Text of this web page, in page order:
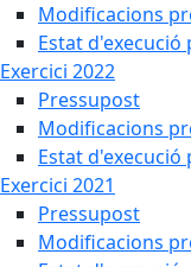
Modificacions
Estat
Exercici 2022
Pressupost
Modificacions
Estat
Exercici 2021
Pressupost
Modificacions